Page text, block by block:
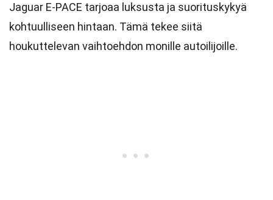
Jaguar E-PACE tarjoaa luksusta ja suorituskykyä
kohtuulliseen hintaan. Tämä tekee siitä
houkuttelevan vaihtoehdon monille autoilijoille.